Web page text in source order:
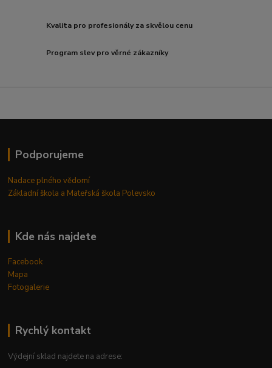
Kvalita pro profesionály za skvělou cenu
Program slev pro věrné zákazníky
Podporujeme
Nadace plného vědomí
Základní škola a Mateřská škola Polevsko
Kde nás najdete
Facebook
Mapa
Fotogalerie
Rychlý kontakt
Výdejní sklad najdete na adrese: